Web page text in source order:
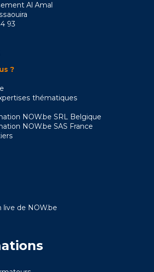
Al Amal
93
?
thématiques
NOW.be SRL Belgique
NOW.be SAS France
live de NOW.be